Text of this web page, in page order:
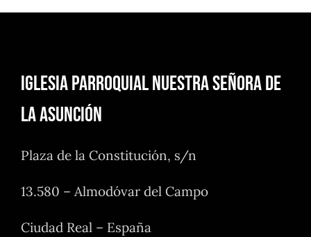
Iglesia Parroquial Nuestra Señora de
la Asunción
Plaza de la Constitución, s/n
13.580 – Almodóvar del Campo
Ciudad Real – España